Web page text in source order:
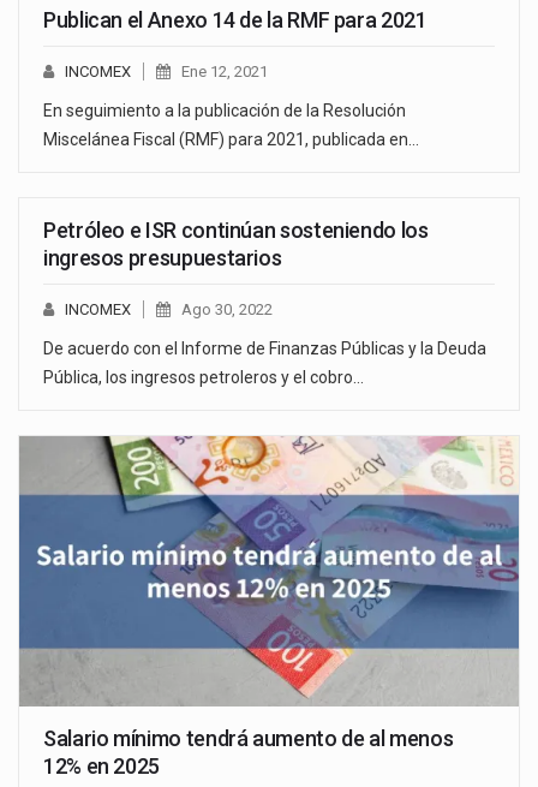
Publican el Anexo 14 de la RMF para 2021
INCOMEX Ene 12, 2021
En seguimiento a la publicación de la Resolución
Miscelánea Fiscal (RMF) para 2021, publicada en…
Petróleo e ISR continúan sosteniendo los
ingresos presupuestarios
INCOMEX Ago 30, 2022
De acuerdo con el Informe de Finanzas Públicas y la Deuda
Pública, los ingresos petroleros y el cobro…
Salario mínimo tendrá aumento de al menos
12% en 2025